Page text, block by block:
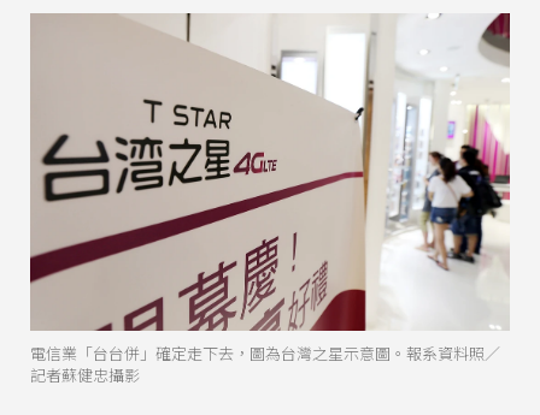
電信業「台台併」確定走下去，圖為台灣之星示意圖。報系資料照／
記者蘇健忠攝影